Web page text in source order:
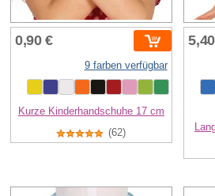
0,90 €
9 farben verfügbar
Kurze Kinderhandschuhe 17 cm
(62)